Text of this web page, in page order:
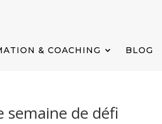
& COACHING BLOG
semaine de défi